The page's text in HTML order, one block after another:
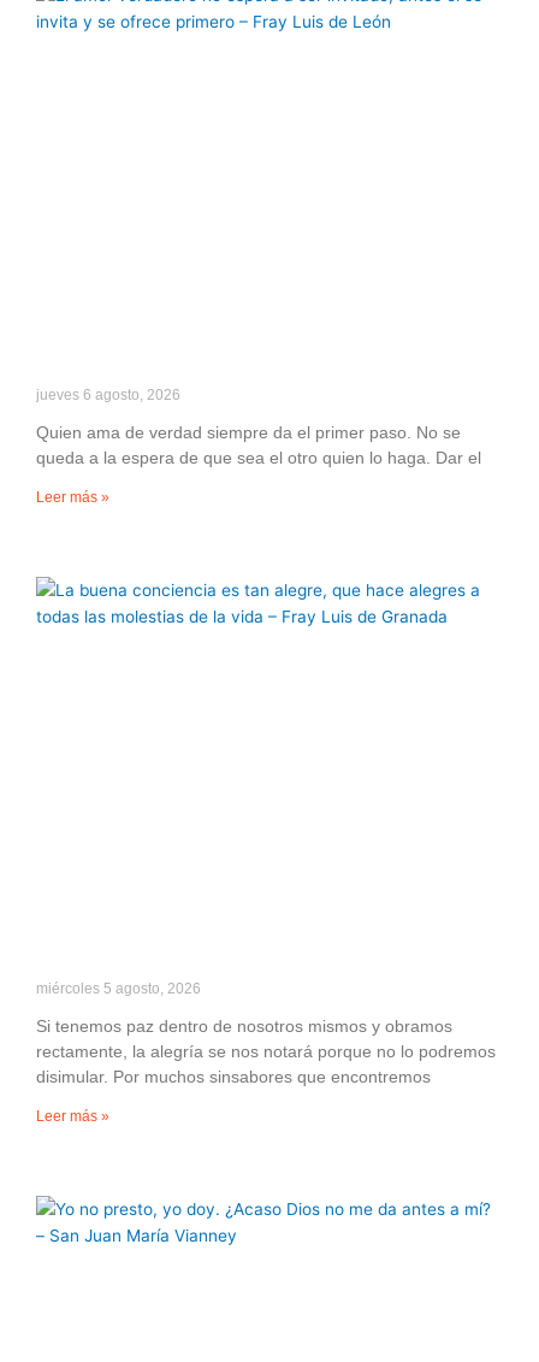
jueves 6 agosto, 2026
Quien ama de verdad siempre da el primer paso. No se
queda a la espera de que sea el otro quien lo haga. Dar el
Leer más »
miércoles 5 agosto, 2026
Si tenemos paz dentro de nosotros mismos y obramos
rectamente, la alegría se nos notará porque no lo podremos
disimular. Por muchos sinsabores que encontremos
Leer más »